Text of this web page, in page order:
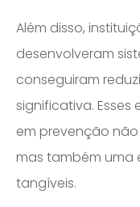
Além disso,
desenvolveram
conseguiram
significativa. Esses
em prevenção
mas também uma
tangíveis.